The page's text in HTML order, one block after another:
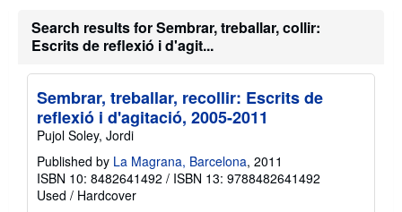
Search results for Sembrar, treballar, collir:
Escrits de reflexió i d'agit...
Sembrar, treballar, recollir: Escrits de
reflexió i d'agitació, 2005-2011
Pujol Soley, Jordi
Published by La Magrana, Barcelona, 2011
ISBN 10: 8482641492 / ISBN 13: 9788482641492
Used / Hardcover